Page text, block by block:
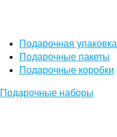
Подарочная упаковка
Подарочные пакеты
Подарочные коробки
Подарочные наборы